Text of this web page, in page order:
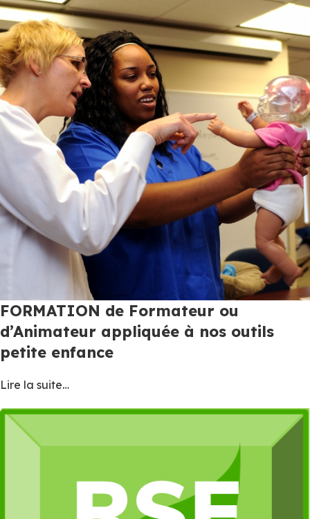
FORMATION de Formateur ou
d’Animateur appliquée à nos outils
petite enfance
Lire la suite…